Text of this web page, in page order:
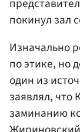
покинул зал
Изначально
по этике, но
один из
заявлял, что
заминанию